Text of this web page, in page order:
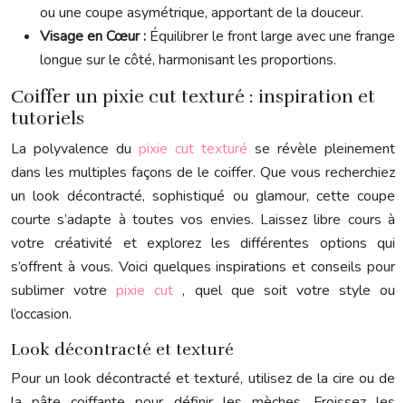
ou une coupe asymétrique, apportant de la douceur.
Visage en Cœur : Équilibrer le front large avec une frange
longue sur le côté, harmonisant les proportions.
Coiffer un pixie cut texturé : inspiration et
tutoriels
La polyvalence du pixie cut texturé se révèle pleinement
dans les multiples façons de le coiffer. Que vous recherchiez
un look décontracté, sophistiqué ou glamour, cette coupe
courte s’adapte à toutes vos envies. Laissez libre cours à
votre créativité et explorez les différentes options qui
s’offrent à vous. Voici quelques inspirations et conseils pour
sublimer votrepixie cut, quel que soit votre style ou
l’occasion.
Look décontracté et texturé
Pour un look décontracté et texturé, utilisez de la cire ou de